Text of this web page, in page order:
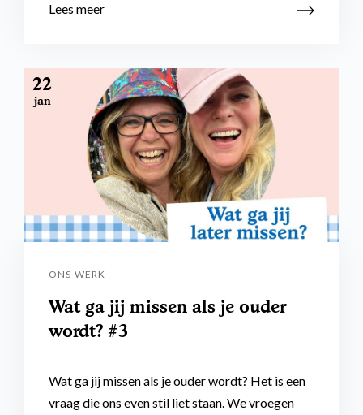
Lees meer
22
jan
ONS WERK
Wat ga jij missen als je ouder
wordt? #3
Wat ga jij missen als je ouder wordt? Het is een
vraag die ons even stil liet staan. We vroegen